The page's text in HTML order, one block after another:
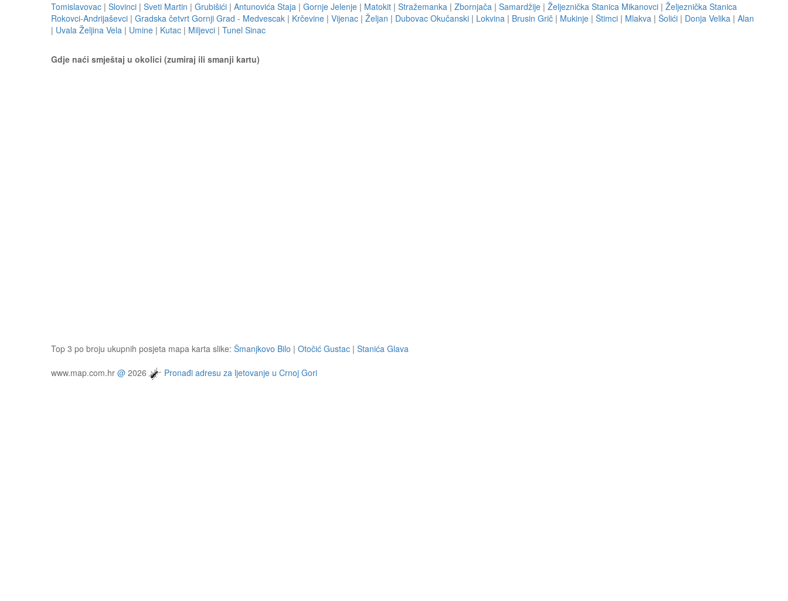
Tomislavovac | Slovinci | Sveti Martin | Grubišići | Antunovića Staja | Gornje Jelenje | Matokit | Stražemanka | Zbornjača | Samardžije | Željeznička Stanica Mikanovci | Željeznička Stanica
Rokovci-Andrijaševci | Gradska četvrt Gornji Grad - Medvescak | Krčevine | Vijenac | Željan | Dubovac Okučanski | Lokvina | Brusin Grič | Mukinje | Štimci | Mlakva | Šolići | Donja Velika | Alan
| Uvala Željina Vela | Umine | Kutac | Miljevci | Tunel Sinac
Gdje naći smještaj u okolici (zumiraj ili smanji kartu)
Top 3 po broju ukupnih posjeta mapa karta slike: Šmanjkovo Bilo | Otočić Gustac | Stanića Glava
www.map.com.hr @ 2026 Pronađi adresu za ljetovanje u Crnoj Gori